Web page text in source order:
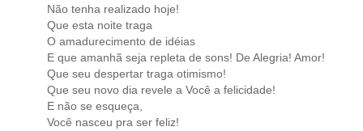
Não tenha realizado hoje!
Que esta noite traga
O amadurecimento de idéias
E que amanhã seja repleta de sons! De Alegria! Amor!
Que seu despertar traga otimismo!
Que seu novo dia revele a Você a felicidade!
E não se esqueça,
Você nasceu pra ser feliz!